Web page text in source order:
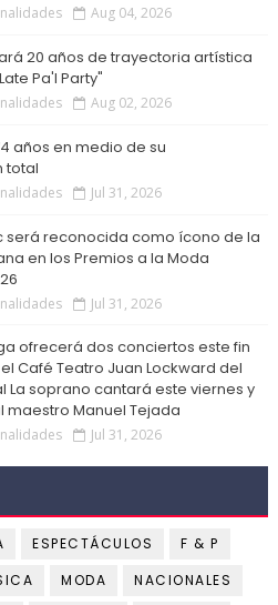
Aug 04, 2026
20 años de trayectoria artística
Pa'l Party"
Aug 02, 2026
años en medio de su
total
Jul 31, 2026
será reconocida como ícono de la
en los Premios a la Moda
Jul 31, 2026
ofrecerá dos conciertos este fin
Café Teatro Juan Lockward del
La soprano cantará este viernes y
maestro Manuel Tejada
Jul 31, 2026
ESPECTÁCULOS
F & P
MODA
NACIONALES